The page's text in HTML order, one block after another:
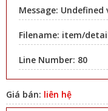
Message: Undefined
Filename: item/
Line Number: 80
Giá bán: liên hệ